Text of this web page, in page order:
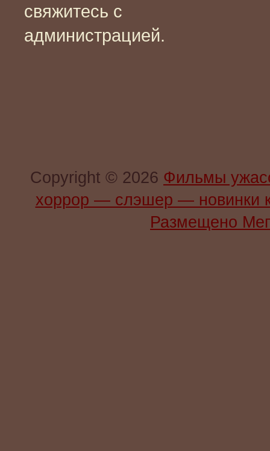
свяжитесь с
администрацией.
Copyright © 2026 Фильмы
хоррор — слэшер —
Размещено